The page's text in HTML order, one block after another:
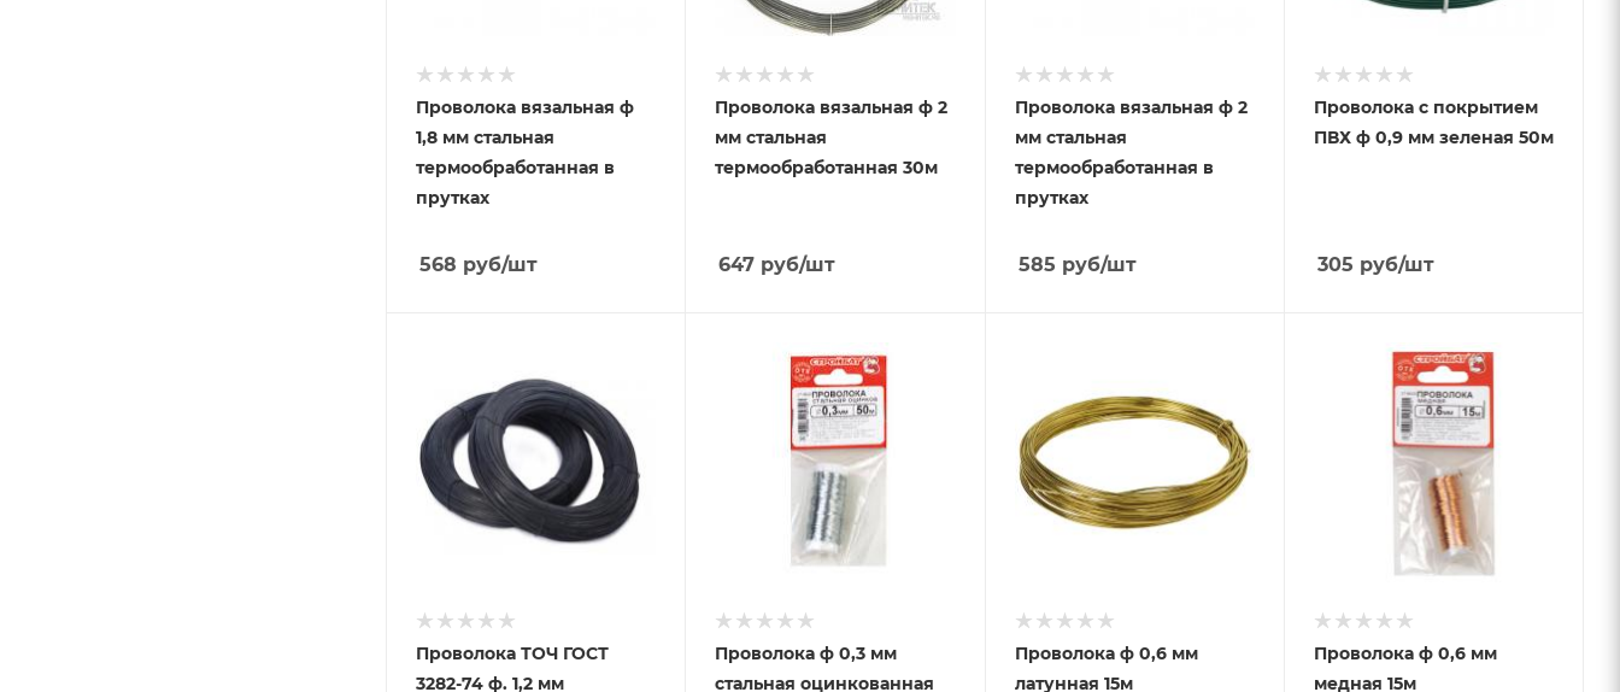
Проволока вязальная ф
1,8 мм стальная
термообработанная в
прутках
568 руб/шт
Проволока вязальная ф 2
мм стальная
термообработанная 30м
647 руб/шт
Проволока вязальная ф 2
мм стальная
термообработанная в
прутках
585 руб/шт
Проволока с покрытием
ПВХ ф 0,9 мм зеленая 50м
305 руб/шт
Проволока ТОЧ ГОСТ
3282-74 ф. 1,2 мм
Проволока ф 0,3 мм
стальная оцинкованная
Проволока ф 0,6 мм
латунная 15м
Проволока ф 0,6 мм
медная 15м